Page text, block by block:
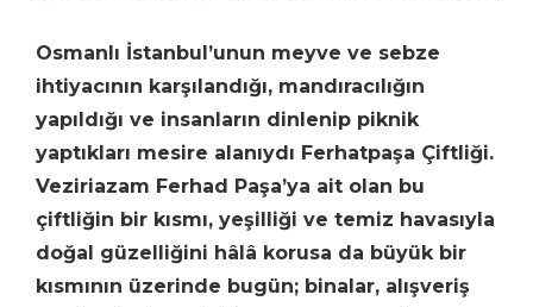
Osmanlı İstanbul’unun meyve ve sebze
ihtiyacının karşılandığı, mandıracılığın
yapıldığı ve insanların dinlenip piknik
yaptıkları mesire alanıydı Ferhatpaşa Çiftliği.
Veziriazam Ferhad Paşa’ya ait olan bu
çiftliğin bir kısmı, yeşilliği ve temiz havasıyla
doğal güzelliğini hâlâ korusa da büyük bir
kısmının üzerinde bugün; binalar, alışveriş